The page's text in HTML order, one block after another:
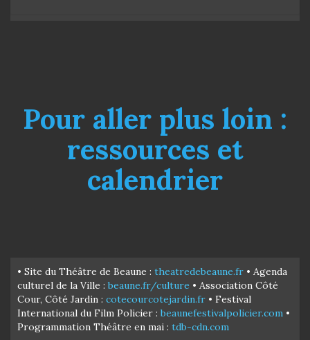
Pour aller plus loin :
ressources et
calendrier
• Site du Théâtre de Beaune : theatredebeaune.fr • Agenda
culturel de la Ville : beaune.fr/culture • Association Côté
Cour, Côté Jardin : cotecourcotejardin.fr • Festival
International du Film Policier : beaunefestivalpolicier.com •
Programmation Théâtre en mai : tdb-cdn.com